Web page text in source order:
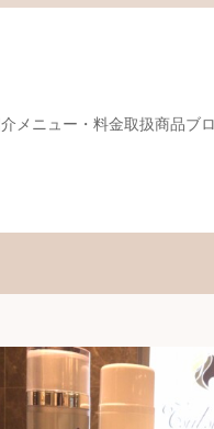
メニュー・料金取扱商品ブ